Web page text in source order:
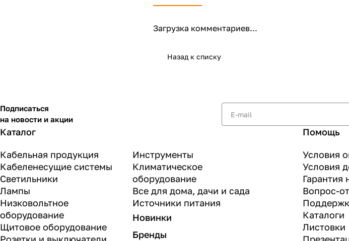
Загрузка комментариев...
Назад к списку
Подписаться
на новости и акции
Каталог
Кабельная продукция
Кабеленесущие системы
Светильники
Лампы
Низковольтное
оборудование
Щитовое оборудование
Инструменты
Климатическое
оборудование
Все для дома, дачи и сада
Источники питания
Новинки
Бренды
Помощь
Условия
Условия
Гарантия
Вопрос-
Каталоги
Листовки